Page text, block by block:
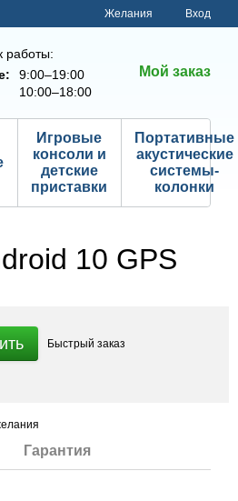
Желания Вход
работы:
9:00–19:00
10:00–18:00
Мой заказ
Игровые
консоли и
детские
приставки
Портативные
акустические
системы-
колонки
10 GPS
Быстрый заказ
Гарантия